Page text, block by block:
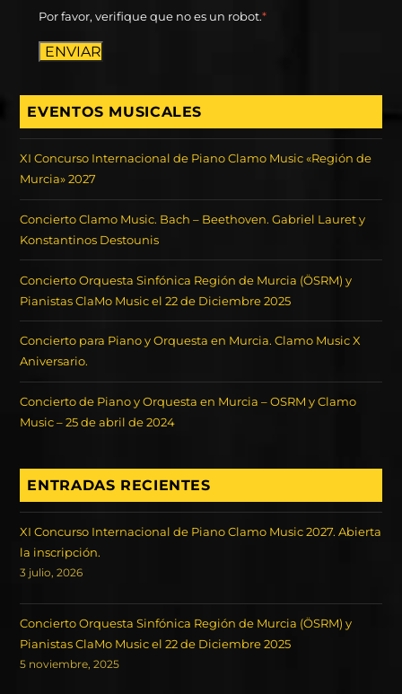
Por favor, verifique que no es un robot.*
ENVIAR
EVENTOS MUSICALES
XI Concurso Internacional de Piano Clamo Music «Región de
Murcia» 2027
Concierto Clamo Music. Bach – Beethoven. Gabriel Lauret y
Konstantinos Destounis
Concierto Orquesta Sinfónica Región de Murcia (ÖSRM) y
Pianistas ClaMo Music el 22 de Diciembre 2025
Concierto para Piano y Orquesta en Murcia. Clamo Music X
Aniversario.
Concierto de Piano y Orquesta en Murcia – OSRM y Clamo
Music – 25 de abril de 2024
ENTRADAS RECIENTES
XI Concurso Internacional de Piano Clamo Music 2027. Abierta
la inscripción.
3 julio, 2026
Concierto Orquesta Sinfónica Región de Murcia (ÖSRM) y
Pianistas ClaMo Music el 22 de Diciembre 2025
5 noviembre, 2025